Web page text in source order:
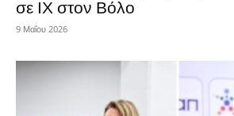
σε ΙΧ στον Βόλο
9 Μαΐου 2026